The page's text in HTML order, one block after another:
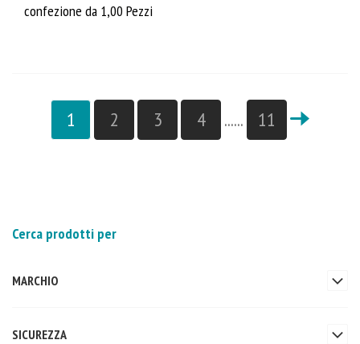
confezione da 1,00 Pezzi
1 2 3 4 ...... 11
Cerca prodotti per
MARCHIO
SICUREZZA